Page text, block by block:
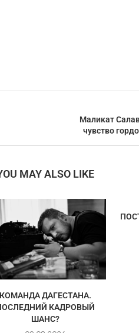
Маликат
чувство
MAY ALSO LIKE
КОМАНДА ДАГЕСТАНА.
КАДРОВЫЙ
ШАНС?